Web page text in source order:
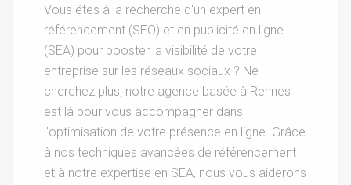
Vous êtes à la recherche d'un expert en
référencement (SEO) et en publicité en ligne
(SEA) pour booster la visibilité de votre
entreprise sur les réseaux sociaux ? Ne
cherchez plus, notre agence basée à Rennes
est là pour vous accompagner dans
l'optimisation de votre présence en ligne. Grâce
à nos techniques avancées de référencement
et à notre expertise en SEA, nous vous aiderons